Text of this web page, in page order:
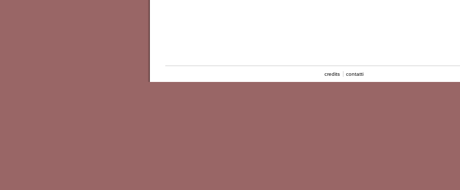
credits contatti